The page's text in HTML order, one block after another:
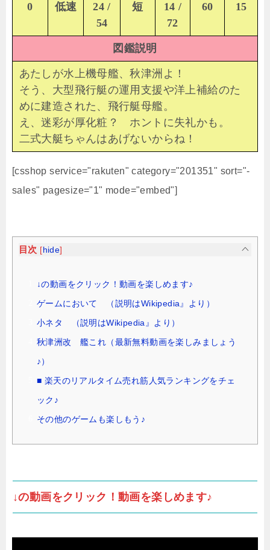
0 低速
24 /
54
短
14 /
72
60 15
図鑑説明
あたしが水上機母艦、秋津洲よ！
そう、大型飛行艇の運用支援や洋上補給のた
めに建造された、飛行艇母艦。
え、迷彩が厚化粧？ ホントに失礼かも。
二式大艇ちゃんはあげないからね！
[csshop service="rakuten" category="201351" sort="-
sales" pagesize="1" mode="embed"]
目次 [ hide]
↓の動画をクリック！動画を楽しめます♪
ゲームにおいて （説明はWikipedia』より）
小ネタ （説明はWikipedia』より）
秋津洲改 艦これ（最新無料動画を楽しみましょう
♪）
■ 楽天のリアルタイム売れ筋人気ランキングをチェ
ック♪
その他のゲームも楽しもう♪
↓の動画をクリック！動画を楽しめます♪